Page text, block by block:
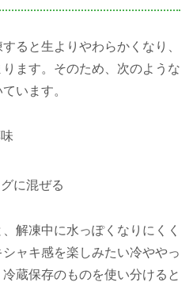
ると生よりやわらかくなり、
ます。そのため、次のような
います。
に混ぜる
解凍中に水っぽくなりにくく
ャキ感を楽しみたい冷ややっ
蔵保存のものを使い分けると